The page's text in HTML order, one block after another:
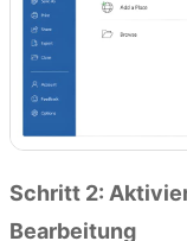
Schritt 2:
Bearbeitung